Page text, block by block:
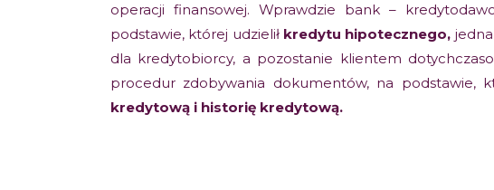
operacji finansowej. Wprawdzie bank –
podstawie, której udzielił kredytu hipotecznego,
dla kredytobiorcy, a pozostanie klientem
procedur zdobywania dokumentów, na podstawie,
kredytową i historię kredytową.